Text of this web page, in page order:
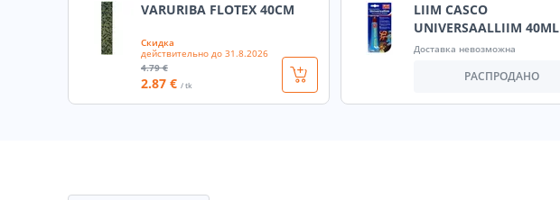
VARURIBA FLOTEX 40CM
Скидка
действительно до 31.8.2026
4.79 €
2.87 € / tk
LIIM CASCO
UNIVERSAALLIIM 40ML
Доставка невозможна
РАСПРОДАНО